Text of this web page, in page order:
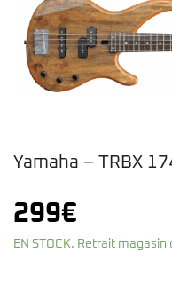
Yamaha – TRBX
299€
EN STOCK. Retrait